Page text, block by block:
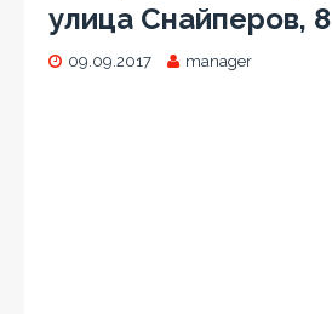
улица Снайперов, 8
09.09.2017 manager